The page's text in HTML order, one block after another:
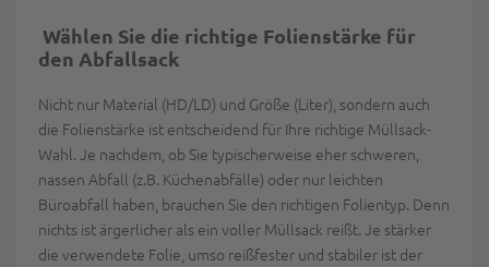
Wählen Sie die richtige Folienstärke für
den Abfallsack
Nicht nur Material (HD/LD) und Größe (Liter), sondern auch
die Folienstärke ist entscheidend für Ihre richtige Müllsack-
Wahl. Je nachdem, ob Sie typischerweise eher schweren,
nassen Abfall (z.B. Küchenabfälle) oder nur leichten
Büroabfall haben, brauchen Sie den richtigen Folientyp. Denn
nichts ist ärgerlicher als ein voller Müllsack reißt. Je stärker
die verwendete Folie, umso reißfester und stabiler ist der